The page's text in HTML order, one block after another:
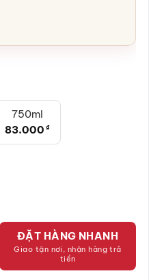
750ml
83.000 ₫
ĐẶT HÀNG NHANH
Giao tận nơi, nhận hàng trả
tiền